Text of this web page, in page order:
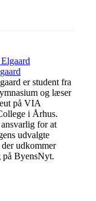
er student fra
og læser
på VIA
i Århus.
for at
udvalgte
udkommer
på ByensNyt.